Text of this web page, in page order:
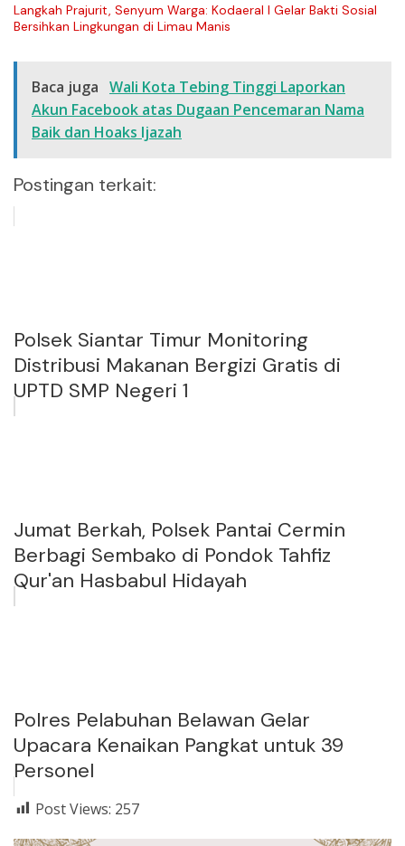
Langkah Prajurit, Senyum Warga: Kodaeral I Gelar Bakti Sosial
Bersihkan Lingkungan di Limau Manis
Baca juga Wali Kota Tebing Tinggi Laporkan
Akun Facebook atas Dugaan Pencemaran Nama
Baik dan Hoaks Ijazah
Postingan terkait:
Polsek Siantar Timur Monitoring
Distribusi Makanan Bergizi Gratis di
UPTD SMP Negeri 1
Jumat Berkah, Polsek Pantai Cermin
Berbagi Sembako di Pondok Tahfiz
Qur'an Hasbabul Hidayah
Polres Pelabuhan Belawan Gelar
Upacara Kenaikan Pangkat untuk 39
Personel
Post Views: 257